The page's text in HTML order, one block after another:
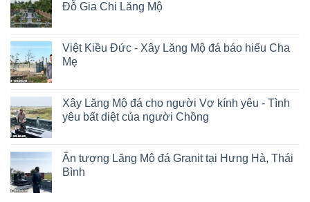
Đỗ Gia Chi Lăng Mộ
Việt Kiều Đức - Xây Lăng Mộ đá báo hiếu Cha
Mẹ
Xây Lăng Mộ đá cho người Vợ kính yêu - Tình
yêu bất diệt của người Chồng
Ấn tượng Lăng Mộ đá Granit tại Hưng Hà, Thái
Bình